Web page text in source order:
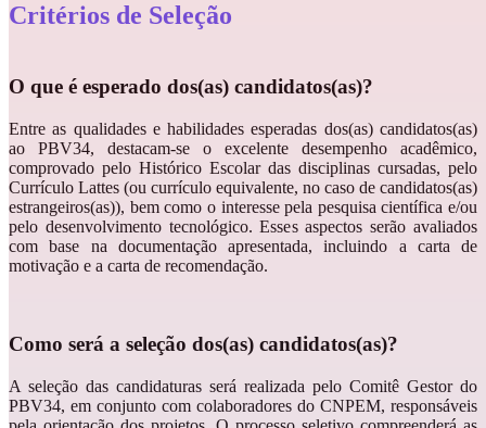
Critérios de Seleção
O que é esperado dos(as) candidatos(as)?
Entre as qualidades e habilidades esperadas dos(as) candidatos(as)
ao PBV34, destacam-se o excelente desempenho acadêmico,
comprovado pelo Histórico Escolar das disciplinas cursadas, pelo
Currículo Lattes (ou currículo equivalente, no caso de candidatos(as)
estrangeiros(as)), bem como o interesse pela pesquisa científica e/ou
pelo desenvolvimento tecnológico. Esses aspectos serão avaliados
com base na documentação apresentada, incluindo a carta de
motivação e a carta de recomendação.
Como será a seleção dos(as) candidatos(as)?
A seleção das candidaturas será realizada pelo Comitê Gestor do
PBV34, em conjunto com colaboradores do CNPEM, responsáveis